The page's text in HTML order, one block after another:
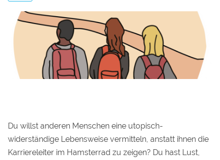
Du willst anderen Menschen eine utopisch-
widerständige Lebensweise vermitteln, anstatt ihnen die
Karriereleiter im Hamsterrad zu zeigen? Du hast Lust,